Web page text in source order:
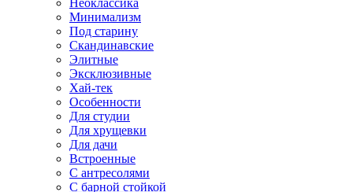
Неоклассика
Минимализм
Под старину
Скандинавские
Элитные
Эксклюзивные
Хай-тек
Особенности
Для студии
Для хрущевки
Для дачи
Встроенные
С антресолями
С барной стойкой